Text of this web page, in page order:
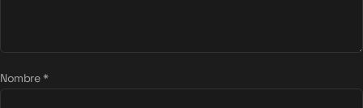
Nombre*